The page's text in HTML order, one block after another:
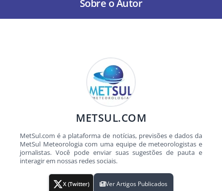
Sobre o Autor
METSUL.COM
MetSul.com é a plataforma de notícias, previsões e dados da
MetSul Meteorologia com uma equipe de meteorologistas e
jornalistas. Você pode enviar suas sugestões de pauta e
interagir em nossas redes sociais.
X (Twitter) Ver Artigos Publicados